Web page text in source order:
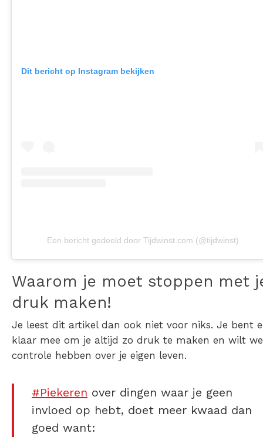
Dit bericht op Instagram bekijken
Een bericht gedeeld door Tijdwinst.com (@tijdwinst)
Waarom je moet stoppen met
druk maken!
Je leest dit artikel dan ook niet voor niks. Je bent
klaar mee om je altijd zo druk te maken en wilt
controle hebben over je eigen leven.
#Piekeren over dingen waar je geen
invloed op hebt, doet meer kwaad dan
goed want: